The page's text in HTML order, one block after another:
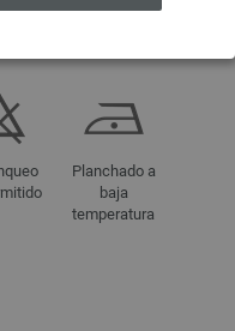
Planchado a
baja
temperatura